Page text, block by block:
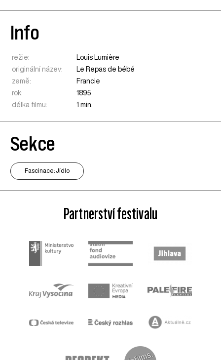
Info
režie:
Louis Lumière
originální název:
Le Repas de bébé
země:
Francie
rok:
1895
délka filmu:
1 min.
Sekce
Fascinace: Jídlo
Partnerství festivalu